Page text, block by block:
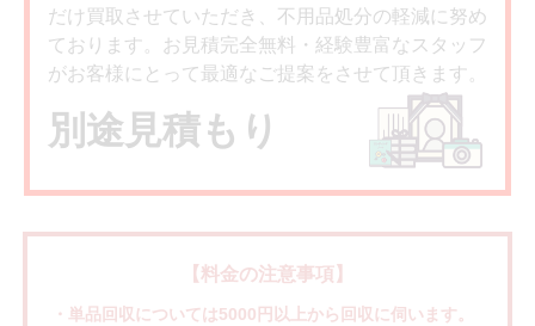
だけ買取させていただき、不用品処分の軽減に努め
ております。お見積完全無料・経験豊富なスタッフ
がお客様にとって最適なご提案をさせて頂きます。
別途見積もり
【料金の注意事項】
・単品回収については5000円以上から回収に伺います。